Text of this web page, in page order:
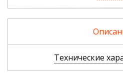
Технические